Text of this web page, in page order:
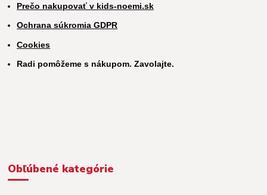
Prečo nakupovať v kids-noemi.sk
Ochrana súkromia GDPR
Cookies
Radi pomôžeme s nákupom. Zavolajte.
Obľúbené kategórie